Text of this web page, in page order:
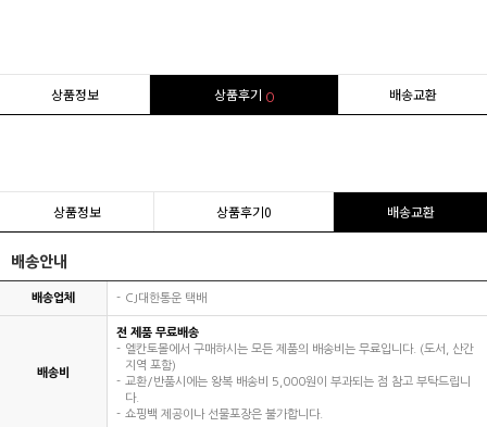
상품정보 상품후기 0 배송교환
상품정보 상품후기0 배송교환
배송안내
배송업체 CJ대한통운 택배
배송비
전 제품 무료배송
엘칸토몰에서 구매하시는 모든 제품의 배송비는 무료입니다. (도서, 산간
지역 포함)
교환/반품시에는 왕복 배송비 5,000원이 부과되는 점 참고 부탁드립니
다.
쇼핑백 제공이나 선물포장은 불가합니다.